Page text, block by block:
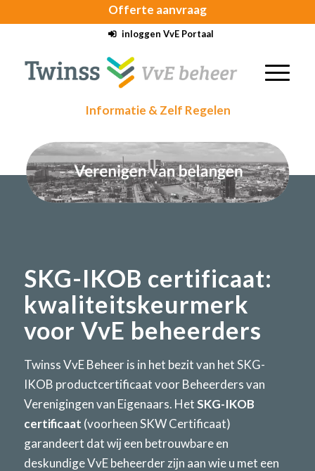
Offerte aanvraag
inloggen VvE Portaal
Informatie & Zelf Regelen
SKG-IKOB certificaat:
kwaliteitskeurmerk
voor VvE beheerders
Twinss VvE Beheer is in het bezit van het SKG-
IKOB productcertificaat voor Beheerders van
Verenigingen van Eigenaars. HetSKG-IKOB
certificaat (voorheen SKW Certificaat)
garandeert dat wij een betrouwbare en
deskundige VvE beheerder zijn aan wie u met een